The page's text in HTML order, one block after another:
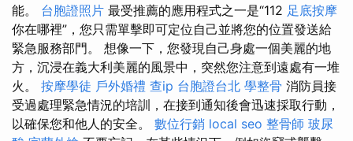
能。 台胞證照片 最受推薦的應用程式之一是“112 足底按摩
你在哪裡”，您只需單擊即可定位自己並將您的位置發送給
緊急服務部門。 想像一下，您發現自己身處一個美麗的地
方，沉浸在義大利美麗的風景中，突然您注意到遠處有一堆
火。 按摩學徒 戶外婚禮 查ip 台胞證台北 學整骨 消防員接
受過處理緊急情況的培訓，在接到通知後會迅速採取行動，
以確保您和他人的安全。 數位行銷 local seo 整骨師 玻尿